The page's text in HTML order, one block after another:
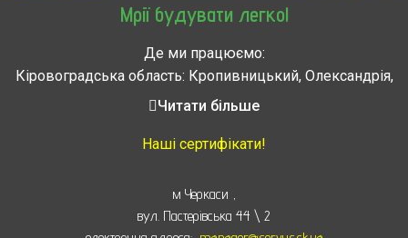
Мрії будувати легко!
Де ми працюємо:
Кіровоградська область: Кропивницький, Олександрія,
Знам’янка, Долинська, Новоархангельськ, Світловодськ
Звенигородка, Золотоноша, Каменка, Канев, Корсунь-
Монастырище, Смела, Тальное, Умань, Христиновка.
Черкассы, Чигирин, Чорнобай, Шпола
Читати більше
Наші сертифікати!
м Черкаси
вул. Пастерівська 44 \ 2